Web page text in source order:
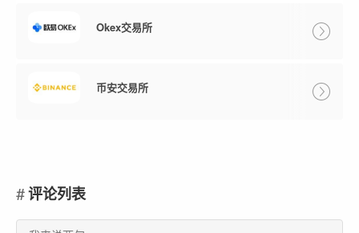
Okex交易所
币安交易所
评论列表